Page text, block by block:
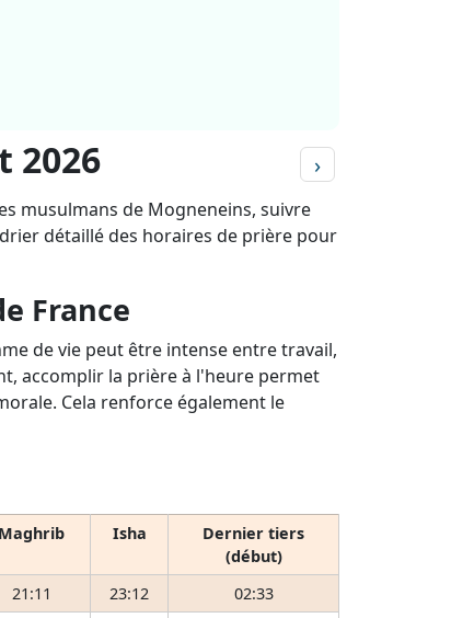
2026 ›
musulmans de Mogneneins, suivre
détaillé des horaires de prière pour
France
de vie peut être intense entre travail,
accomplir la prière à l'heure permet
Cela renforce également le
Maghrib Isha
Dernier tiers
(début)
21:11 23:12
02:33